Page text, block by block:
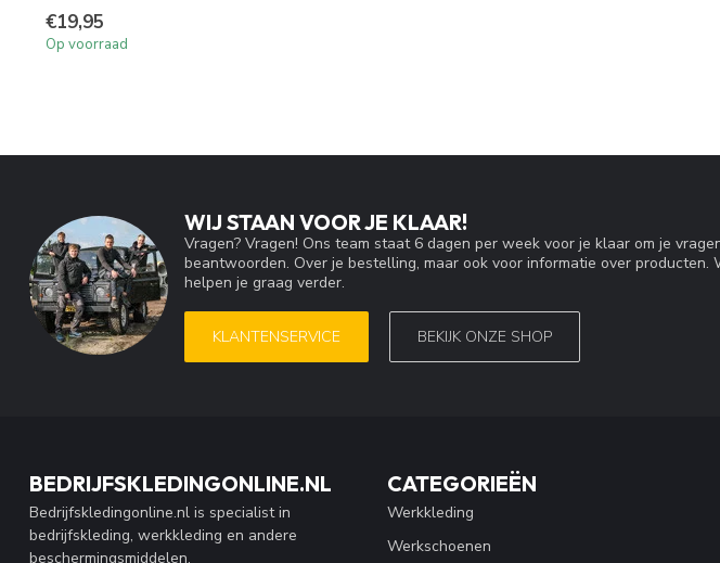
€19,95
Op voorraad
WIJ STAAN VOOR JE KLAAR!
Vragen? Vragen! Ons team staat 6 dagen per week voor je klaar om je
beantwoorden. Over je bestelling, maar ook voor informatie over producten.
helpen je graag verder.
KLANTENSERVICE BEKIJK ONZE SHOP
BEDRIJFSKLEDINGONLINE.NL
Bedrijfskledingonline.nl is specialist in
bedrijfskleding, werkkleding en andere
beschermingsmiddelen.
CATEGORIEËN
Werkkleding
Werkschoenen